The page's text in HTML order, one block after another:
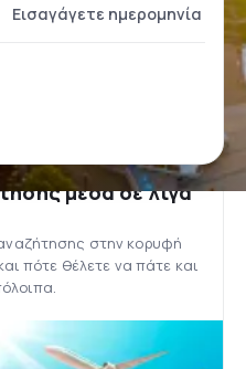
μέσα σε λίγα
στην κορυφή
πότε θέλετε να πάτε και